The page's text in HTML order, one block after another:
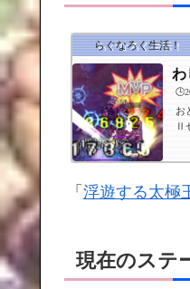
らぐなろく生活！
わ
お
Ⅱ
「
器
「 浮遊する太極
現在のステ